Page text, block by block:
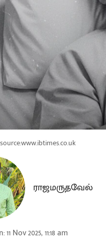
source:www.ibtimes.co.uk
ராஜமருதவேல்
:11 Nov 2025, 11:18 am